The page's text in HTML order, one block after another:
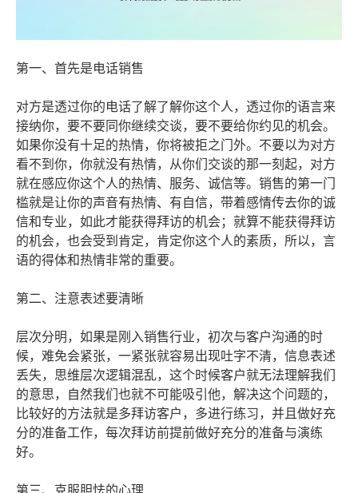
第一、首先是电话销售
对方是透过你的电话了解了解你这个人，透过你的语言来
接纳你，要不要同你继续交谈，要不要给你约见的机会。
如果你没有十足的热情，你将被拒之门外。不要以为对方
看不到你，你就没有热情，从你们交谈的那一刻起，对方
就在感应你这个人的热情、服务、诚信等。销售的第一门
槛就是让你的声音有热情、有自信，带着感情传去你的诚
信和专业，如此才能获得拜访的机会；就算不能获得拜访
的机会，也会受到肯定，肯定你这个人的素质，所以，言
语的得体和热情非常的重要。
第二、注意表述要清晰
层次分明，如果是刚入销售行业，初次与客户沟通的时
候，难免会紧张，一紧张就容易出现吐字不清，信息表述
丢失，思维层次逻辑混乱，这个时候客户就无法理解我们
的意思，自然我们也就不可能吸引他，解决这个问题的，
比较好的方法就是多拜访客户，多进行练习，并且做好充
分的准备工作，每次拜访前提前做好充分的准备与演练
好。
第三、克服胆怯的心理